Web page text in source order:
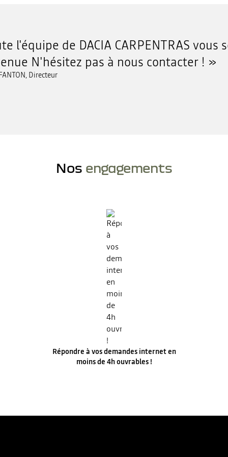
l'équipe de DACIA CARPENTRAS vous
N'hésitez pas à nous contacter !
Directeur
Nos engagements
Répondre à vos demandes internet en
moins de 4h ouvrables !